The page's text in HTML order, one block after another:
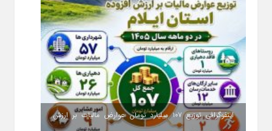
اینفوگرافی توزیع ۱۰۷ میلیارد تومان عوارض مالیات بر ارزش